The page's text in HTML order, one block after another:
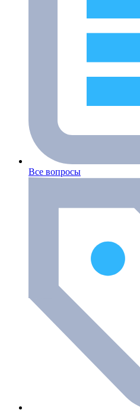
Все вопросы